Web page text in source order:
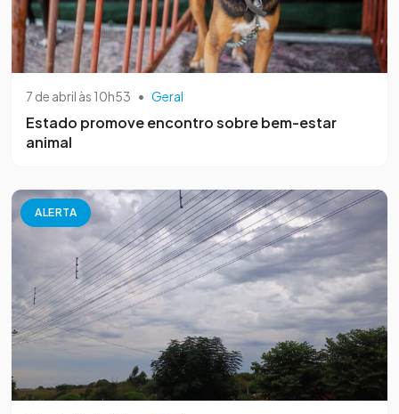
7 de abril às 10h53 • Geral
Estado promove encontro sobre bem-estar
animal
ALERTA